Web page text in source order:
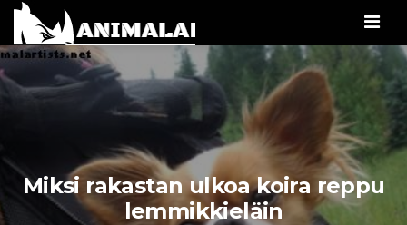
Miksi rakastan ulkoa koira reppu
lemmikkieläin